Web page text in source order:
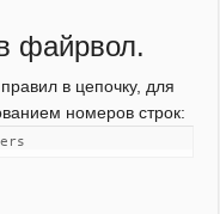
файрвол.
в цепочку, для
номеров строк: